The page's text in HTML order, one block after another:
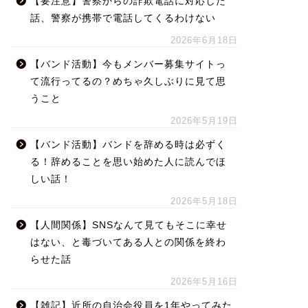
話、警察が携帯で電話してくるわけない
2026年6月18日
【バンド活動】今もメンバー募集サイトっ
て流行ってるの？めちゃ久しぶりに見て思
うこと
2026年5月19日
【バンド活動】バンドを辞める時は必ずく
る！辞めることを思い始めた人に読んでほ
しい話！
2026年5月18日
【人間関係】SNSなんて見てもそこに幸せ
はない、と毒づいてある人との関係を終わ
らせた話
2026年5月16日
【雑記】近所の自治会役員を1年やってみた